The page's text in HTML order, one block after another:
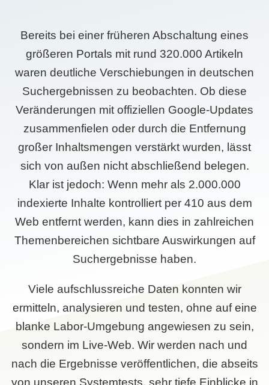
Bereits bei einer früheren Abschaltung eines
größeren Portals mit rund 320.000 Artikeln
waren deutliche Verschiebungen in deutschen
Suchergebnissen zu beobachten. Ob diese
Veränderungen mit offiziellen Google-Updates
zusammenfielen oder durch die Entfernung
großer Inhaltsmengen verstärkt wurden, lässt
sich von außen nicht abschließend belegen.
Klar ist jedoch: Wenn mehr als 2.000.000
indexierte Inhalte kontrolliert per 410 aus dem
Web entfernt werden, kann dies in zahlreichen
Themenbereichen sichtbare Auswirkungen auf
Suchergebnisse haben.
Viele aufschlussreiche Daten konnten wir
ermitteln, analysieren und testen, ohne auf eine
blanke Labor-Umgebung angewiesen zu sein,
sondern im Live-Web. Wir werden nach und
nach die Ergebnisse veröffentlichen, die abseits
von unseren Systemtests, sehr tiefe Einblicke in